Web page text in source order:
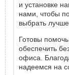
и установке
нами, чтобы
выбрать
Готовы
обеспечить
офиса.
надеемся на